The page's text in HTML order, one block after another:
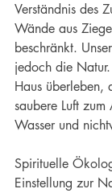
Verständnis des
Wände aus
beschränkt.
jedoch die
Haus überleben,
saubere Luft zum
Wasser und
Spirituelle
Einstellung zur